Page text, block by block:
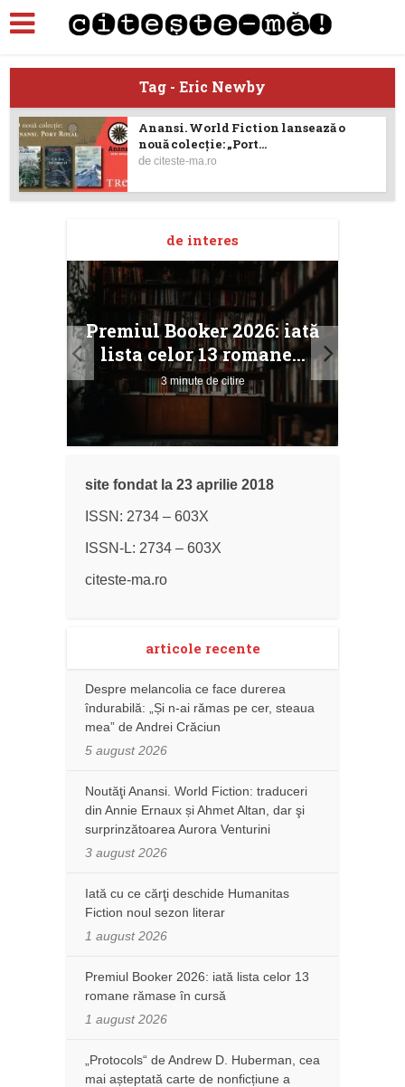
Tag - Eric Newby
Anansi. World Fiction lansează o
nouă colecție: „Port...
deciteste-ma.ro
de interes
Premiul Booker 2026: iată
lista celor 13 romane...
3 minute de citire
site fondat la 23 aprilie 2018
ISSN: 2734 – 603X
ISSN-L: 2734 – 603X
citeste-ma.ro
articole recente
Despre melancolia ce face durerea
îndurabilă: „Și n-ai rămas pe cer, steaua
mea” de Andrei Crăciun
5 august 2026
Noutăţi Anansi. World Fiction: traduceri
din Annie Ernaux și Ahmet Altan, dar şi
surprinzătoarea Aurora Venturini
3 august 2026
Iată cu ce cărţi deschide Humanitas
Fiction noul sezon literar
1 august 2026
Premiul Booker 2026: iată lista celor 13
romane rămase în cursă
1 august 2026
„Protocols“ de Andrew D. Huberman, cea
mai așteptată carte de nonficțiune a